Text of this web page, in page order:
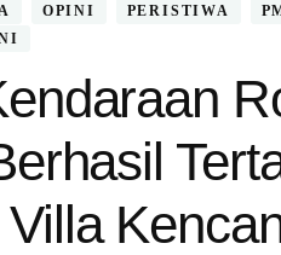
OPINI PERISTIWA